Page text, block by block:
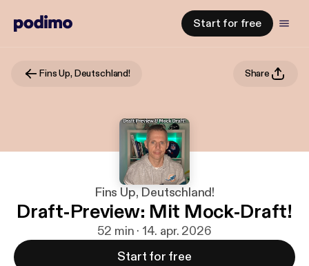
Start for free
Fins Up, Deutschland! Share
Fins Up, Deutschland!
Draft-Preview: Mit Mock-Draft!
52 min · 14. apr. 2026
Start for free